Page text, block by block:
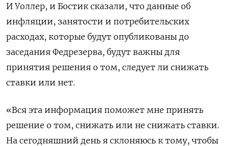
И Уоллер, и Бостик сказали, что данные об
инфляции, занятости и потребительских
расходах, которые будут опубликованы до
заседания Федрезерва, будут важны для
принятия решения о том, следует ли снижать
ставки или нет.
«Вся эта информация поможет мне принять
решение о том, снижать или не снижать ставки.
На сегодняшний день я склоняюсь к тому, чтобы